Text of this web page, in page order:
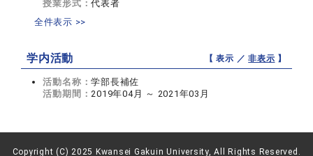
授業形式：代表者
全件表示 >>
学内活動 【 表示 ／非表示 】
活動名称：学部長補佐
活動期間：2019年04月 ～ 2021年03月
Copyright (C) 2025 Kwansei Gakuin University, All Rights Reserved.